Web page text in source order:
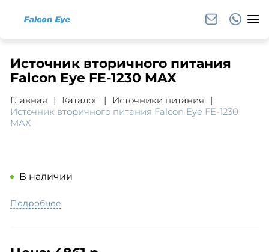
Источник вторичного питания
Falcon Eye FE-1230 MAX
Главная Каталог
Источники питания
Источник вторичного питания Falcon Eye FE-1230
MAX
В наличии
Подробнее